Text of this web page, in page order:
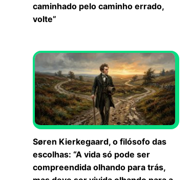
caminhado pelo caminho errado,
volte”
Søren Kierkegaard, o filósofo das
escolhas: “A vida só pode ser
compreendida olhando para trás,